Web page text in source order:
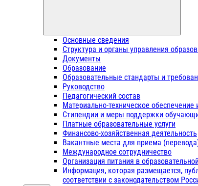
Основные сведения
Структура и органы управления
Документы
Образование
Образовательные стандарты и
Руководство
Педагогический состав
Материально-техническое
Стипендии и меры поддержки
Платные образовательные услуги
Финансово-хозяйственная деятельность
Вакантные места для приема
Международное сотрудничество
Организация питания в
Информация, которая размещается,
соответствии с законодательством